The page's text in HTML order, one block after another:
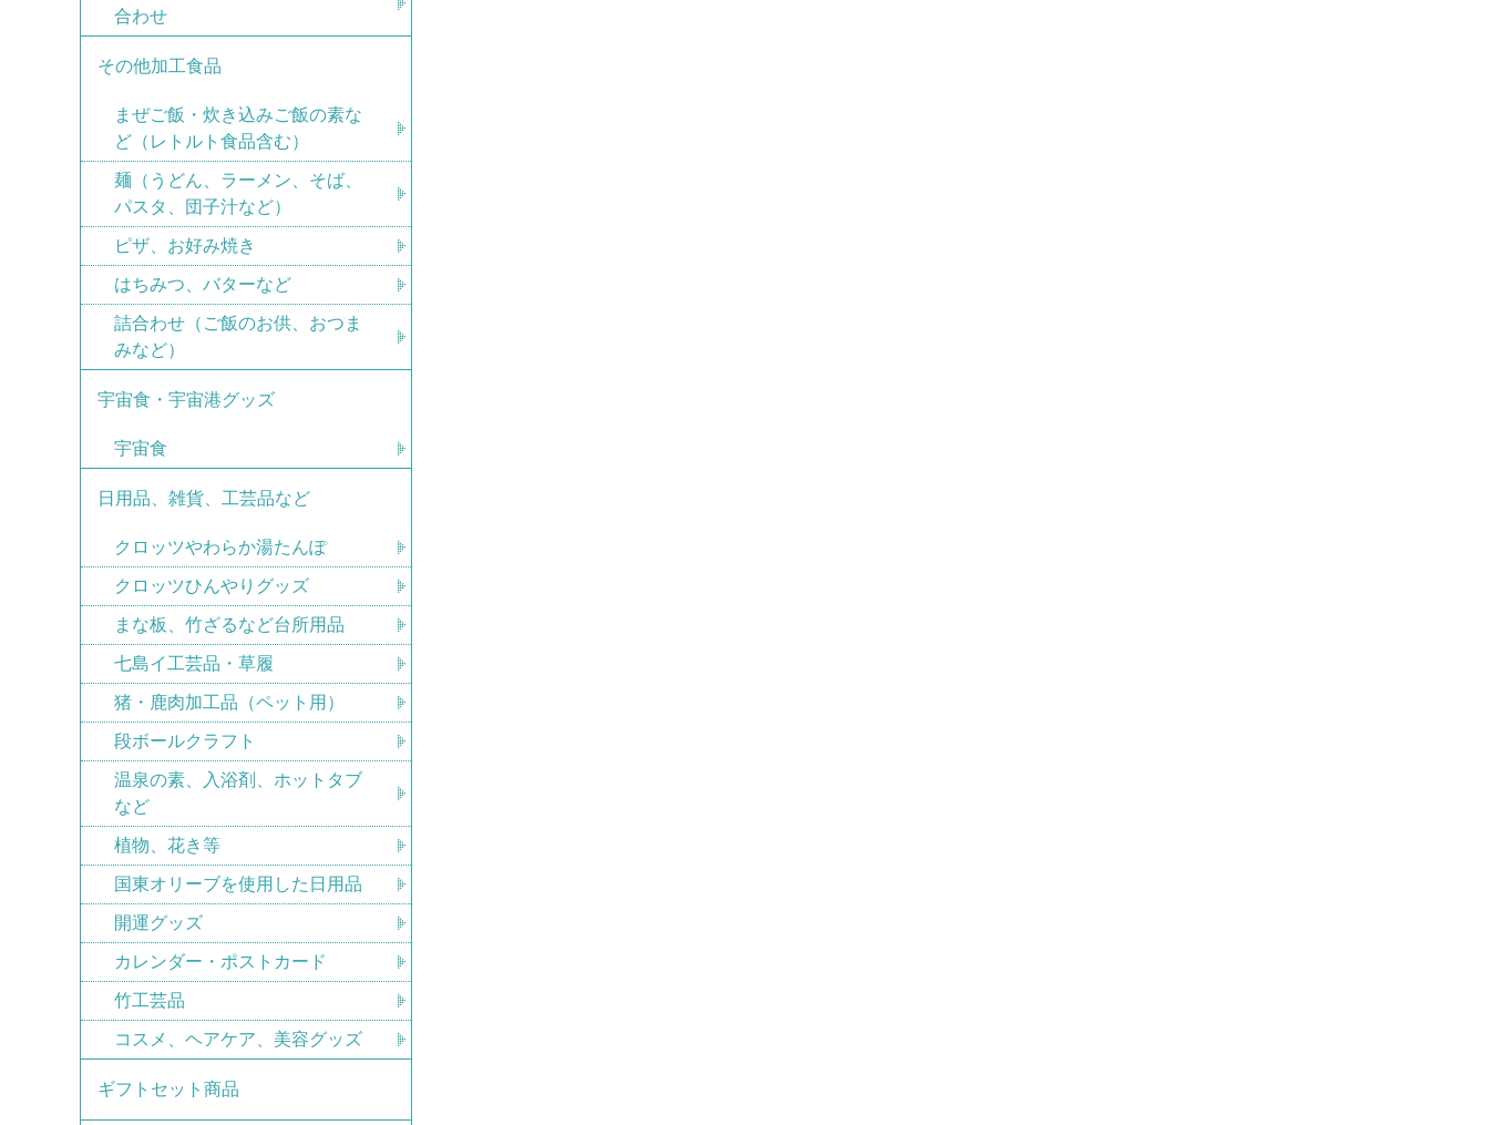
合わせ
その他加工食品
まぜご飯・炊き込みご飯の素な
ど（レトルト食品含む）
麺（うどん、ラーメン、そば、
パスタ、団子汁など）
ピザ、お好み焼き
はちみつ、バターなど
詰合わせ（ご飯のお供、おつま
みなど）
宇宙食・宇宙港グッズ
宇宙食
日用品、雑貨、工芸品など
クロッツやわらか湯たんぽ
クロッツひんやりグッズ
まな板、竹ざるなど台所用品
七島イ工芸品・草履
猪・鹿肉加工品（ペット用）
段ボールクラフト
温泉の素、入浴剤、ホットタブ
など
植物、花き等
国東オリーブを使用した日用品
開運グッズ
カレンダー・ポストカード
竹工芸品
コスメ、ヘアケア、美容グッズ
ギフトセット商品